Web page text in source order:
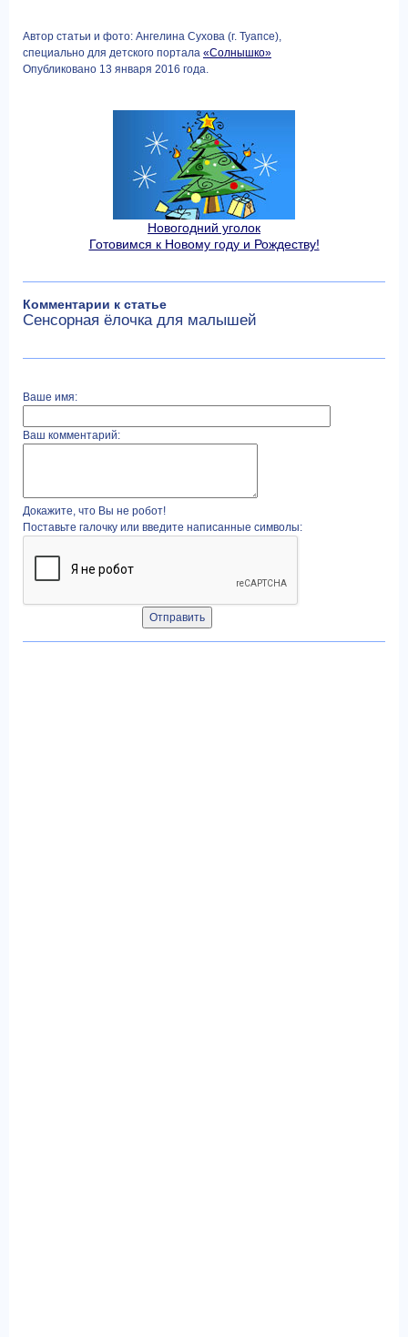
Автор статьи и фото: Ангелина Сухова (г. Туапсе),
специально для детского портала «Солнышко»
Опубликовано 13 января 2016 года.
Новогодний уголок
Готовимся к Новому году и Рождеству!
Комментарии к статье
Сенсорная ёлочка для малышей
Ваше имя:
Ваш комментарий:
Докажите, что Вы не робот!
Поставьте галочку или введите написанные символы: